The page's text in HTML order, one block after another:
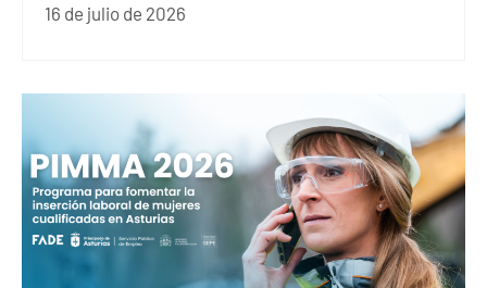
16 de julio de 2026